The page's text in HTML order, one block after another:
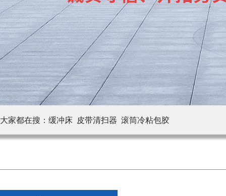
大家都在搜： 缓冲床 皮带清扫器 滚筒冷粘包胶